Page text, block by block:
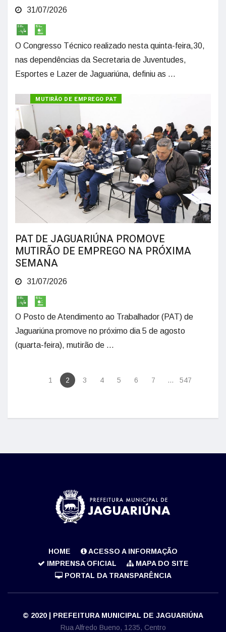
31/07/2026
O Congresso Técnico realizado nesta quinta-feira,30,
nas dependências da Secretaria de Juventudes,
Esportes e Lazer de Jaguariúna, definiu as ...
MUTIRÃO DE EMPREGO PAT
PAT DE JAGUARIÚNA PROMOVE
MUTIRÃO DE EMPREGO NA PRÓXIMA
SEMANA
31/07/2026
O Posto de Atendimento ao Trabalhador (PAT) de
Jaguariúna promove no próximo dia 5 de agosto
(quarta-feira), mutirão de ...
1 2 3 4 5 6 7 ... 547
HOME
ACESSO A INFORMAÇÃO
IMPRENSA OFICIAL
MAPA DO SITE
PORTAL DA TRANSPARÊNCIA
© 2020 | PREFEITURA MUNICIPAL DE JAGUARIÚNA
Rua Alfredo Bueno, 1235, Centro